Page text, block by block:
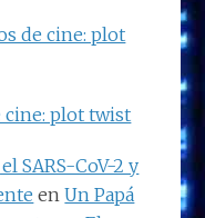
de cine: plot
cine: plot twist
SARS-CoV-2 y
enUn Papá